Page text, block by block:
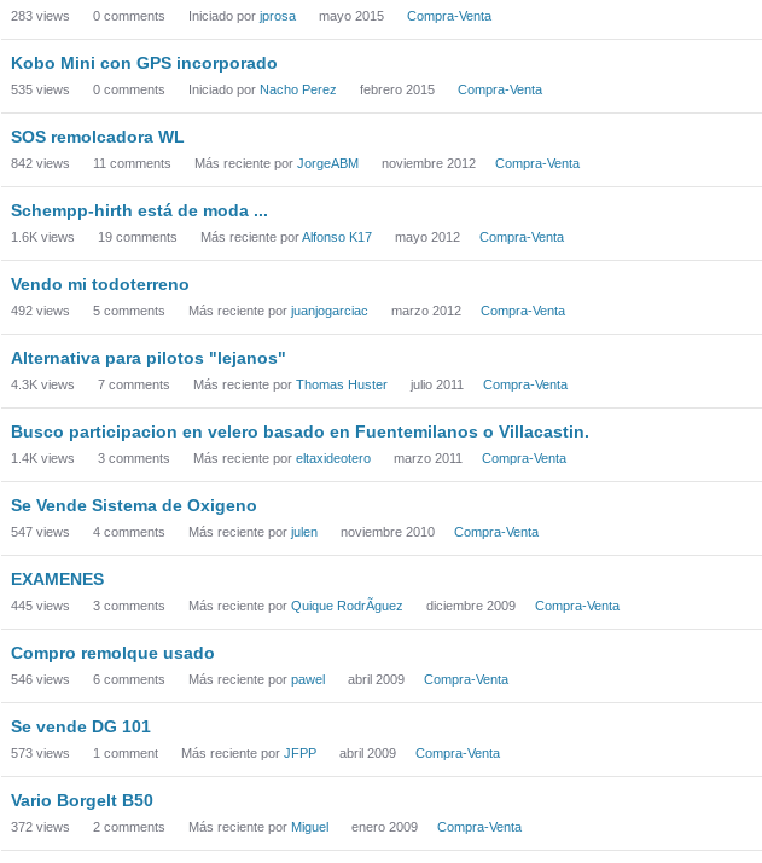
283 views 0 comments Iniciado por jprosa mayo 2015 Compra-Venta
Kobo Mini con GPS incorporado
535 views 0 comments Iniciado por Nacho Perez febrero 2015 Compra-Venta
SOS remolcadora WL
842 views 11 comments Más reciente por JorgeABM noviembre 2012 Compra-Venta
Schempp-hirth está de moda ...
1.6K views 19 comments Más reciente porAlfonso K17 mayo 2012 Compra-Venta
Vendo mi todoterreno
492 views 5 comments Más reciente por juanjogarciac marzo 2012 Compra-Venta
Alternativa para pilotos "lejanos"
4.3K views 7 comments Más reciente por Thomas Huster julio 2011 Compra-Venta
Busco participacion en velero basado en Fuentemilanos o Villacastin.
1.4K views 3 comments Más reciente por eltaxideotero marzo 2011 Compra-Venta
Se Vende Sistema de Oxigeno
547 views 4 comments Más reciente por julen noviembre 2010 Compra-Venta
EXAMENES
445 views 3 comments Más reciente por Quique RodrÃ­guez diciembre 2009 Compra-Venta
Compro remolque usado
546 views 6 comments Más reciente por pawel abril 2009 Compra-Venta
Se vende DG 101
573 views 1 comment Más reciente por JFPP abril 2009 Compra-Venta
Vario Borgelt B50
372 views 2 comments Más reciente por Miguel enero 2009 Compra-Venta